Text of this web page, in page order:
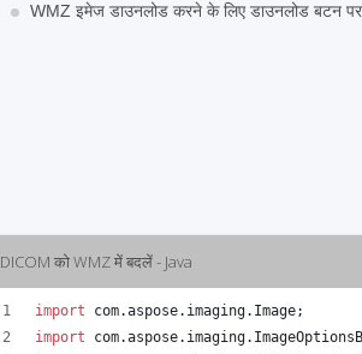
WMZ इमेज डाउनलोड करने के लिए डाउनलोड बटन
DICOM को WMZ में बदलें - Java
import com.aspose. imaging. Image;
import
com.aspose. imaging.